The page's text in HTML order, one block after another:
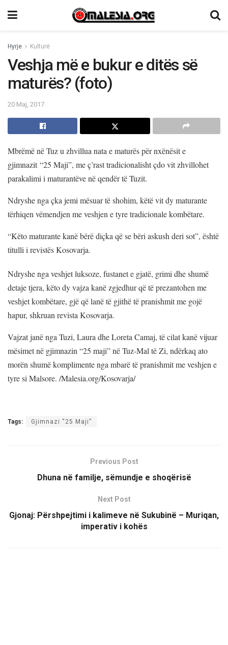
Hyrje Kulturë
Veshja më e bukur e ditës së
maturës? (foto)
20 Maj, 2017
Mbrëmë në Tuz u zhvillua nata e maturës për nxënësit e
gjimnazit “25 Maji”, me ç’rast tradicionalisht çdo vit zhvillohet
parakalimi i maturantëve në qendër të Tuzit.
Ndryshe nga çka jemi mësuar të shohim, këtë vit dy maturante
tërhiqen vëmendjen me veshjen e tyre tradicionale kombëtare.
“Këto maturante kanë bërë diçka që se bëri askush deri sot”, është
titulli i revistës Kosovarja.
Ndryshe nga veshjet luksoze, fustanet e gjatë, grimi dhe shumë
detaje tjera, këto dy vajza kanë zgjedhur që të prezantohen me
veshjet kombëtare, gjë që lanë të gjithë të pranishmit me gojë
hapur, shkruan revista Kosovarja.
Vajzat janë nga Tuzi, Laura dhe Loreta Camaj, të cilat kanë vijuar
mësimet në gjimnazin “25 maji” në Tuz-Mal të Zi, ndërkaq ato
morën shumë komplimente nga mbarë të pranishmit me veshjen e
tyre si Malsore. /Malesia.org/Kosovarja/
Tags: Gjimnazi “25 Maji”
Previous Post
Dhuna në familje, sëmundje e shoqërisë
Next Post
Gjonaj: Përshpejtimi i kalimeve në Sukubinë – Muriqan,
imperativ i kohës